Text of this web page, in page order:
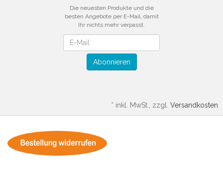
Die neuesten Produkte und die
besten Angebote per E-Mail, damit
Ihr nichts mehr verpasst.
Abonnieren
* inkl. MwSt., zzgl. Versandkosten